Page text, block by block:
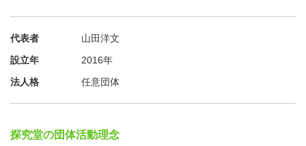
①子どもたちと一緒に思い切り遊ぶ
探究堂では毎回、活動の前半（30分程度）に自由遊びの時
す。
代表者
山田洋文
設立年
2016年
法人格
任意団体
探究堂の団体活動理念